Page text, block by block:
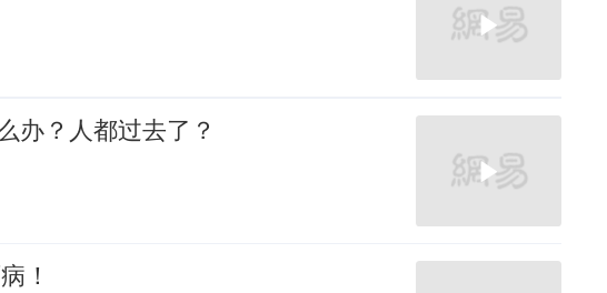
办？人都过去了？
！